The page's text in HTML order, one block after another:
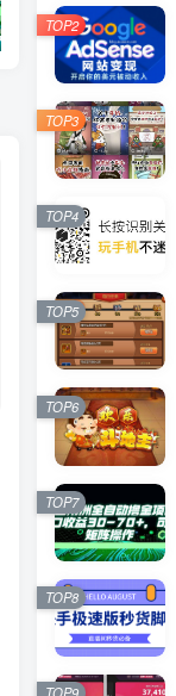
外面开车的三角洲出售脚本，无卡密版本 单窗口日收益30-70+ 可批量操作
TOP2
TOP3
TOP4
TOP5
TOP6
TOP7
TOP8